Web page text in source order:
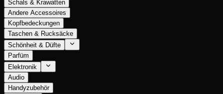
Schals & Krawatten
Andere Accessoires
Kopfbedeckungen
Taschen & Rucksäcke
Schönheit & Düfte
Parfüm
Elektronik
Audio
Handyzubehör